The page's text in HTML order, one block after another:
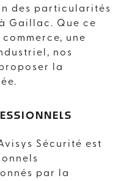
des particularités
Gaillac. Que ce
une
nos
la
Sécurité est
par la